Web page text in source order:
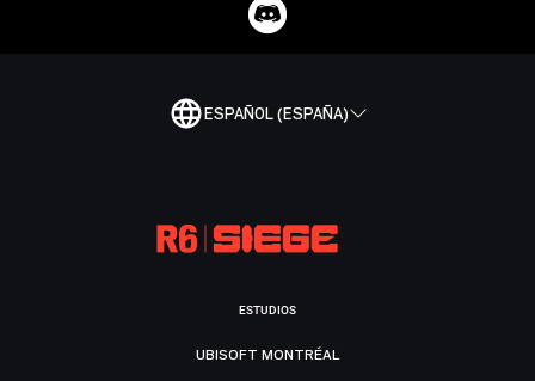
ESPAÑOL (ESPAÑA)
ESTUDIOS
UBISOFT MONTRÉAL